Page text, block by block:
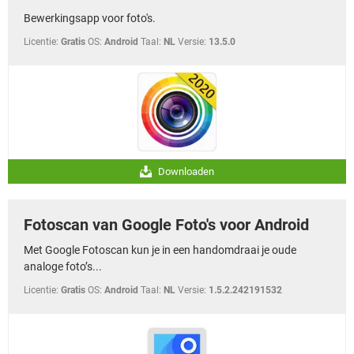
Bewerkingsapp voor foto's.
Licentie: Gratis OS: Android Taal: NL Versie: 13.5.0
Downloaden
Fotoscan van Google Foto's voor Android
Met Google Fotoscan kun je in een handomdraai je oude
analoge foto’s...
Licentie: Gratis OS: Android Taal: NL Versie: 1.5.2.242191532